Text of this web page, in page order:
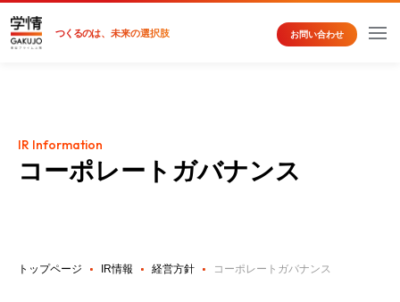
つくるのは、未来の選択肢 お問い合わせ
IR Information
コーポレートガバナンス
トップページ IR情報 経営方針 コーポレートガバナンス